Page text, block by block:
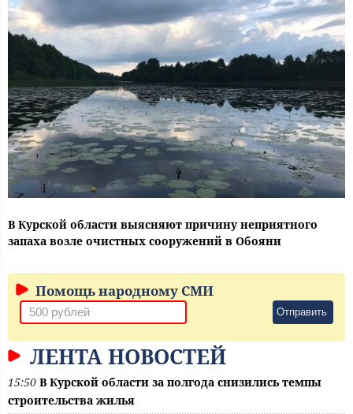
В Курской области выясняют причину неприятного
запаха возле очистных сооружений в Обояни
Помощь народному СМИ
Отправить
ЛЕНТА НОВОСТЕЙ
15:50 В Курской области за полгода снизились темпы
строительства жилья